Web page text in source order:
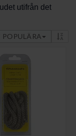
utifrån det
POPULÄRA